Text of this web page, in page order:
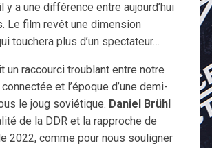
y a une différence entre aujourd’hui
Le film revêt une dimension
touchera plus d’un spectateur…
un raccourci troublant entre notre
et l’époque d’une demi-
le joug soviétique. Daniel Brühl
de la DDR et la rapproche de
2022, comme pour nous souligner